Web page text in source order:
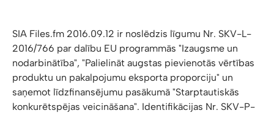
SIA Files.fm 2016.09.12 ir noslēdzis līgumu Nr. SKV-L-
2016/766 par dalību EU programmās "Izaugsme un
nodarbinātība", "Palielināt augstas pievienotās vērtības
produktu un pakalpojumu eksporta proporciju" un
saņemot līdzfinansējumu pasākumā "Starptautiskās
konkurētspējas veicināšana". Identifikācijas Nr. SKV-P-